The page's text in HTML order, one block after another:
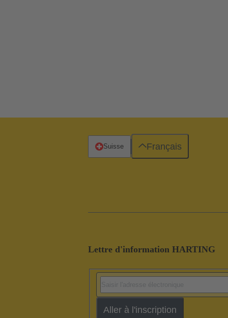
Lettre d'information HARTING
Aller à l'inscription
Suisse Français